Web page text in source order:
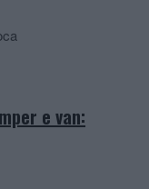
e van: